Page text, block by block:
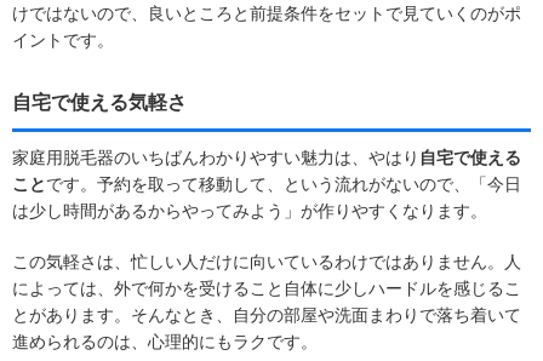
けではないので、良いところと前提条件をセットで見ていくのがポ
イントです。
自宅で使える気軽さ
家庭用脱毛器のいちばんわかりやすい魅力は、やはり 自宅で使える
ことです。予約を取って移動して、という流れがないので、「今日
は少し時間があるからやってみよう」が作りやすくなります。
この気軽さは、忙しい人だけに向いているわけではありません。人
によっては、外で何かを受けること自体に少しハードルを感じるこ
とがあります。そんなとき、自分の部屋や洗面まわりで落ち着いて
進められるのは、心理的にもラクです。